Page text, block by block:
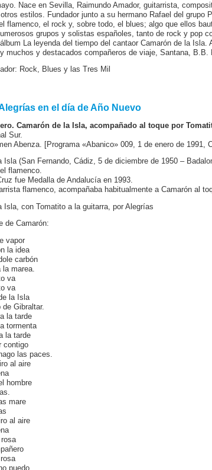
Nace en Sevilla, Raimundo Amador, guitarrista,
estilos. Fundador junto a su hermano Rafael del grupo
flamenco, el rock y, sobre todo, el blues; algo que ellos
grupos y solistas españoles, tanto de rock y pop
La leyenda del tiempo del cantaor Camarón de la Isla.
muchos y destacados compañeros de viaje, Santana, B.B.
Rock, Blues y las Tres Mil
en el día de Año Nuevo
Camarón de la Isla, acompañado al toque por
Sur.
Abenza. [Programa «Abanico» 009, 1 de enero de 1991,
Isla (San Fernando, Cádiz, 5 de diciembre de 1950 –
flamenco.
fue Medalla de Andalucía en 1993.
flamenco, acompañaba habitualmente a Camarón al
Isla, con Tomatito a la guitarra, por Alegrías
de Camarón:
vapor
la idea
carbón
la marea.
va
va
la Isla
Gibraltar.
la tarde
tormenta
la tarde
contigo
las paces.
al aire
hombre
mare
al aire
puedo